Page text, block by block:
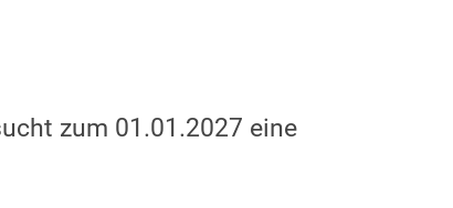
zum 01.01.2027 eine: